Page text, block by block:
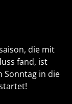
die mit
fand, ist
Sonntag in die